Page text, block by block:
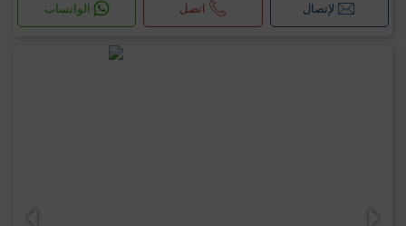
لإتصال اتصل الواتساب